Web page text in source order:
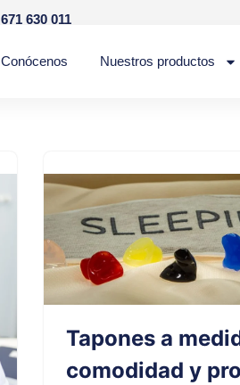
671 630 011
Conócenos Nuestros productos
Tapones a
comodidad y